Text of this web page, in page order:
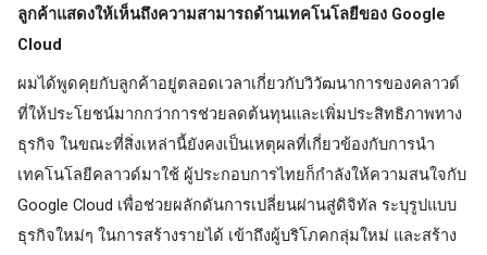
ลูกค้าแสดงให้เห็นถึงความสามารถด้านเทคโนโลยีของ Google
Cloud
ผมได้พูดคุยกับลูกค้าอยู่ตลอดเวลาเกี่ยวกับวิวัฒนาการของคลาวด์
ที่ให้ประโยชน์มากกว่าการช่วยลดต้นทุนและเพิ่มประสิทธิภาพทาง
ธุรกิจ ในขณะที่สิ่งเหล่านี้ยังคงเป็นเหตุผลที่เกี่ยวข้องกับการนำ
เทคโนโลยีคลาวด์มาใช้ ผู้ประกอบการไทยก็กำลังให้ความสนใจกับ
Google Cloud เพื่อช่วยผลักดันการเปลี่ยนผ่านสู่ดิจิทัล ระบุรูปแบบ
ธุรกิจใหม่ๆ ในการสร้างรายได้ เข้าถึงผู้บริโภคกลุ่มใหม่ และสร้าง